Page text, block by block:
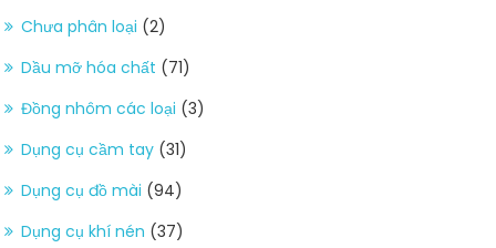
Chưa phân loại (2)
Dầu mỡ hóa chất (71)
Đồng nhôm các loại (3)
Dụng cụ cầm tay (31)
Dụng cụ đồ mài (94)
Dụng cụ khí nén (37)